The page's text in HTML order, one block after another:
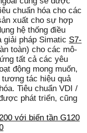
chuẩn hóa cho các
xuất cho sự hợp
hệ thống điều
giải pháp Simatic S7-
toàn) cho các mô-
tất cả các yêu
động mong muốn,
tác hiệu quả
Tiêu chuẩn VDI /
phát triển, cũng
với biến tần G120